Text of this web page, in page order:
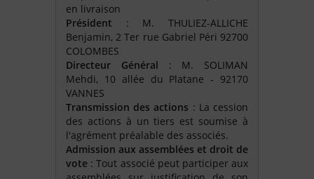
en livraison
Président : M. THULIEZ-ALLICHE
Benjamin, 2 Ter rue Gabriel Péri 92700
COLOMBES
Directeur Général : M. SOLIMAN
Mehdi, 10 allée du Platane - 92170
VANNES
Transmission des actions : La cession
des actions à un tiers est soumise à
l'agrément préalable des associés.
Admission aux assemblées et droit de
vote : Tout associé peut participer aux